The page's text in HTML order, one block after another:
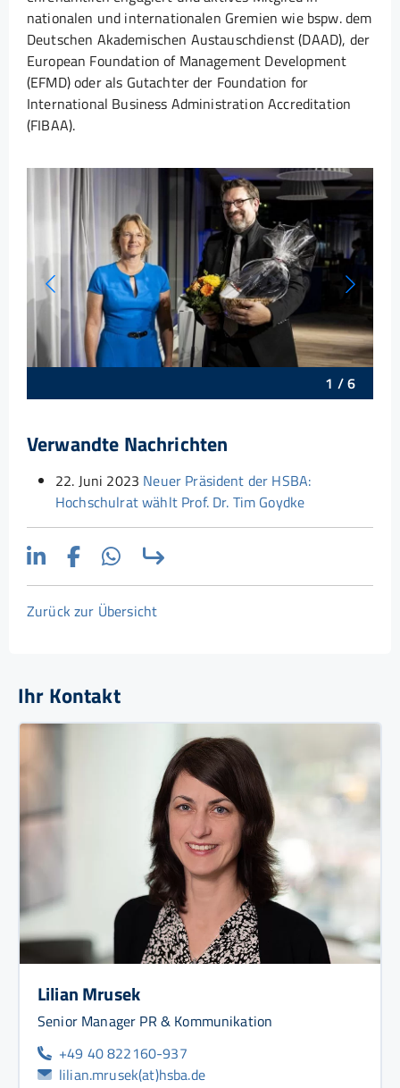
nationalen und internationalen Gremien wie bspw. dem
Deutschen Akademischen Austauschdienst (DAAD), der
European Foundation of Management Development
(EFMD) oder als Gutachter der Foundation for
International Business Administration Accreditation
(FIBAA).
1 /6
Verwandte Nachrichten
22. Juni 2023 Neuer Präsident der HSBA:
Hochschulrat wählt Prof. Dr. Tim Goydke
Zurück zur Übersicht
Ihr Kontakt
Lilian Mrusek
Senior Manager PR & Kommunikation
+49 40 822160-937
lilian.mrusek(at)hsba.de